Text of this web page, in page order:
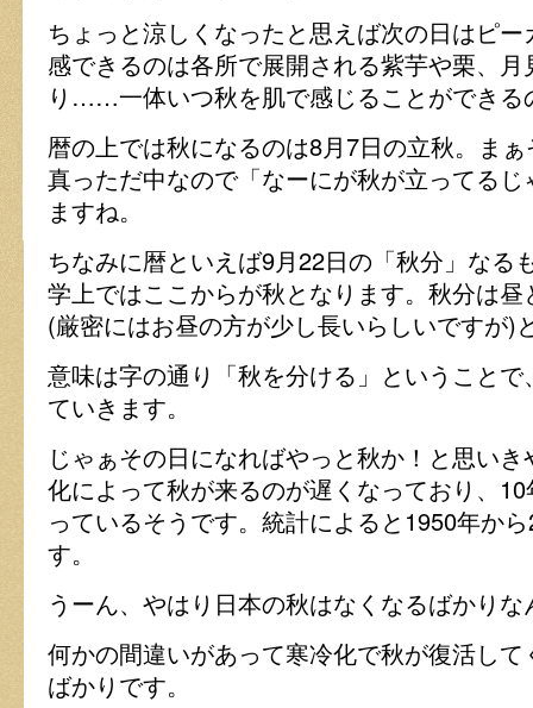
ちょっと涼しくなったと思えば次の日はピ
感できるのは各所で展開される紫芋や栗、
り……一体いつ秋を肌で感じることができる
暦の上では秋になるのは8月7日の立秋。ま
真っただ中なので「なーにが秋が立ってる
ますね。
ちなみに暦といえば9月22日の「秋分」なる
学上ではここからが秋となります。秋分は
(厳密にはお昼の方が少し長いらしいですが)
意味は字の通り「秋を分ける」ということ
ていきます。
じゃぁその日になればやっと秋か！と思い
化によって秋が来るのが遅くなっており、
っているそうです。統計によると1950年か
す。
うーん、やはり日本の秋はなくなるばかり
何かの間違いがあって寒冷化で秋が復活し
ばかりです。